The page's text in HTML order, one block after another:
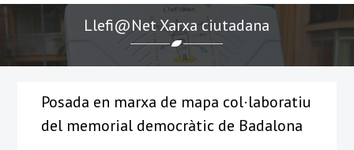
Llefi@Net Xarxa ciutadana
Posada en marxa de mapa col·laboratiu
del memorial democràtic de Badalona